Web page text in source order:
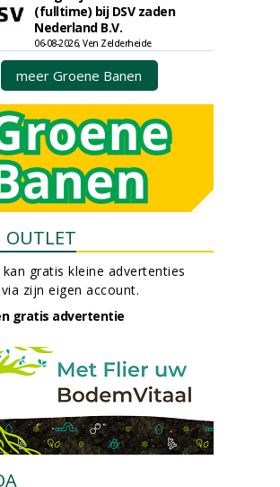
(fulltime) bij DSV zaden
Nederland B.V.
06-08-2026, Ven Zelderheide
meer Groene Banen
OUTLET
gratis kleine advertenties
zijn eigen account.
gratis advertentie